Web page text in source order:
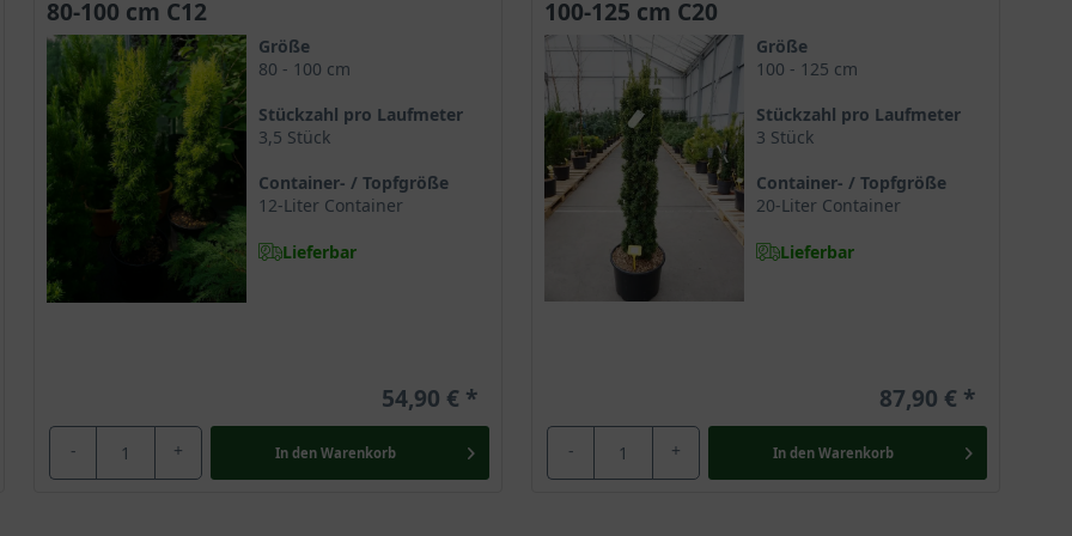
allerdings umpflanzen. Zunächst verstärkt sich der Schaden, bis die Heckenpflanze schließlich wieder ihre
in Ihrem Garten vermeidenkönnen, finden Sie auf unserem Blog.
Aurea'
sich über die richtige Pflege der . Lesen Sie in unseremJahreskalender der Gartenpflege
Einführung
. Dort finden Sie hilfreiche Tipps, um Ihrer Pflanze ein ideales Wachstum zu ermöglichen. Weitere
Videos beantwortet. Weitere Fragen werden in unseren informativen Pflanzanleitungs-Videos beantwortet.
gehen und im Frühjahr kraftvoll mit dem Wachstum beginnen. Eine Pflanzung im Frühjahr kann ebenso
Einerseits sollte der Boden nicht mehr gefroren sein und andererseits dürfen noch keine hohen Temperaturen
ist ein Exemplar, welches das ganze Jahr über in den Boden gesetzt werden kann. Informieren Sie sich gerne auf
80-100 cm C12
Größe
80 - 100 cm
Stückzahl pro Laufmeter
3,5 Stück
Container- / Topfgröße
12-Liter Container
Lieferbar
54,90 €
- + In den Warenkorb
100-125 cm C20
Größe
100 - 125 cm
Stückzahl pro Laufmeter
3 Stück
Container- / Topfgröße
20-Liter Container
Lieferbar
87,90 €
- + In den Warenkorb